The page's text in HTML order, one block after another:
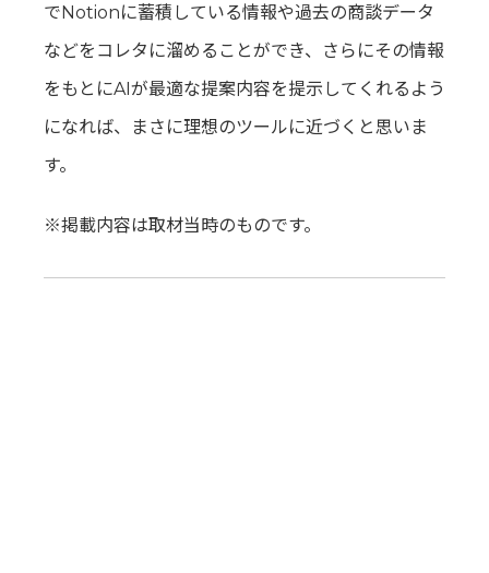
でNotionに蓄積している情報や過去の商談データ
などをコレタに溜めることができ、さらにその情報
をもとにAIが最適な提案内容を提示してくれるよう
になれば、まさに理想のツールに近づくと思いま
す。
※掲載内容は取材当時のものです。